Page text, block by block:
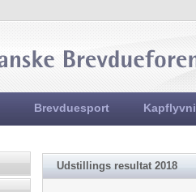
Brevduesport
Udstillings resultat 2018